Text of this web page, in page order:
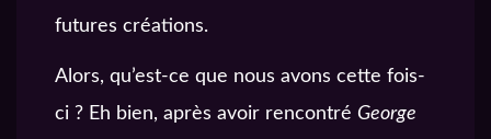
futures créations.
Alors, qu’est-ce que nous avons cette fois-
ci ? Eh bien, après avoir rencontré George